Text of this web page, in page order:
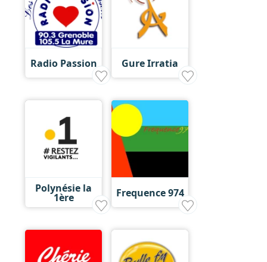
Radio Passion Gure Irratia
Polynésie la
1ère Frequence 974